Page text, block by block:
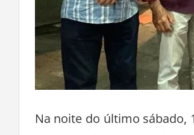
Na noite do último sábado,